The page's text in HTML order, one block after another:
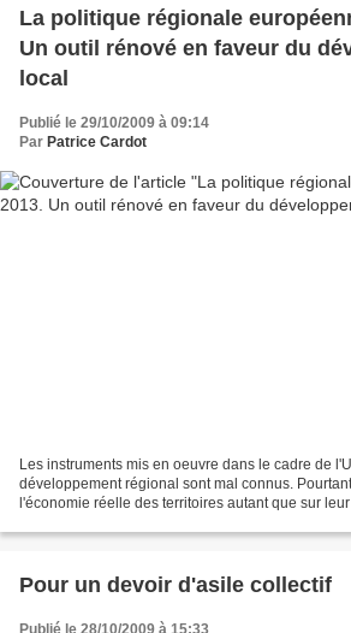
La politique régionale
Un outil rénové en faveur du
local
Publié le 29/10/2009 à 09:14
Par Patrice Cardot
Les instruments mis en oeuvre dans le cadre de
développement régional sont mal connus.
l'économie réelle des territoires autant que sur
Pour un devoir d'asile collectif
Publié le 28/10/2009 à 15:33